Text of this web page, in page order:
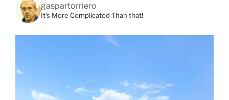
gaspartorriero
It's More Complicated Than that!